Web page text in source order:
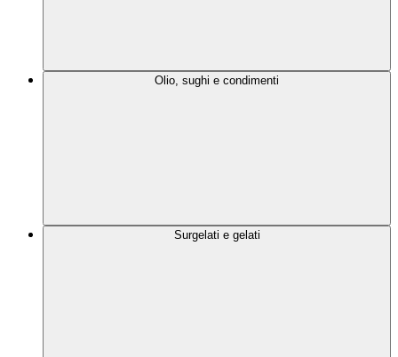
Olio, sughi e condimenti
Surgelati e gelati